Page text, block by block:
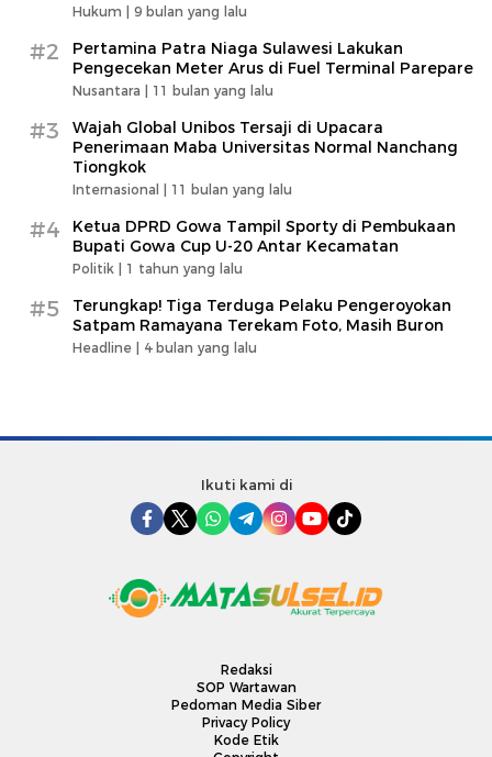
Hukum | 9 bulan yang lalu
#2
Pertamina Patra Niaga Sulawesi Lakukan
Pengecekan Meter Arus di Fuel Terminal Parepare
Nusantara | 11 bulan yang lalu
#3
Wajah Global Unibos Tersaji di Upacara
Penerimaan Maba Universitas Normal Nanchang
Tiongkok
Internasional | 11 bulan yang lalu
#4
Ketua DPRD Gowa Tampil Sporty di Pembukaan
Bupati Gowa Cup U-20 Antar Kecamatan
Politik | 1 tahun yang lalu
#5
Terungkap! Tiga Terduga Pelaku Pengeroyokan
Satpam Ramayana Terekam Foto, Masih Buron
Headline | 4 bulan yang lalu
Ikuti kami di
Redaksi
SOP Wartawan
Pedoman Media Siber
Privacy Policy
Kode Etik